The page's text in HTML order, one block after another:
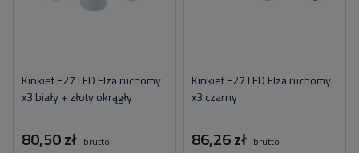
Kinkiet E27 LED Elza ruchomy
x3 biały + złoty okrągły
80,50 zł brutto
Kinkiet E27 LED Elza ruchomy
x3 czarny
86,26 zł brutto